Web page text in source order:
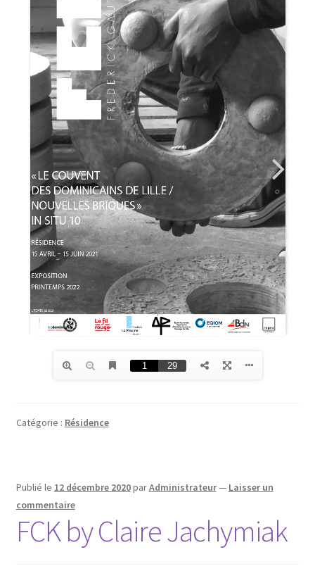
Catégorie : Résidence
Publié le 12 décembre 2020parAdministrateur— Laisser un
commentaire
FCK by Claire Jachymiak